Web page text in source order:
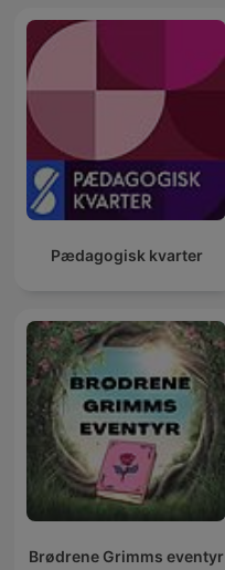
Pædagogisk kvarter
Brødrene Grimms eventyr